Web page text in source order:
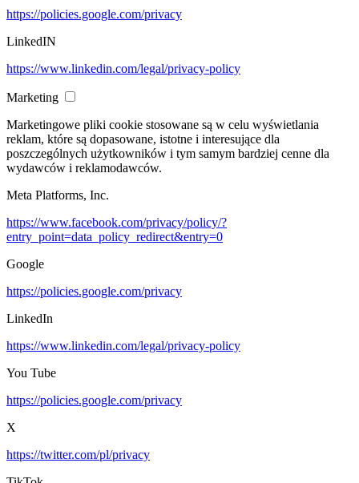
https://policies.google.com/privacy
LinkedIN
https://www.linkedin.com/legal/privacy-policy
Marketing
Marketingowe pliki cookie stosowane są w celu wyświetlania
reklam, które są dopasowane, istotne i interesujące dla
poszczególnych użytkowników i tym samym bardziej cenne dla
wydawców i reklamodawców.
Meta Platforms, Inc.
https://www.facebook.com/privacy/policy/?
entry_point=data_policy_redirect&entry=0
Google
https://policies.google.com/privacy
LinkedIn
https://www.linkedin.com/legal/privacy-policy
You Tube
https://policies.google.com/privacy
X
https://twitter.com/pl/privacy